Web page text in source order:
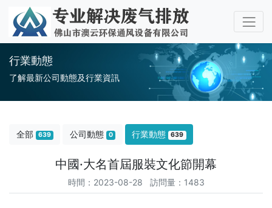
行業動態
了解最新公司動態及行業資訊
全部 639 公司動態 0 行業動態 639
中國·大名首屆服裝文化節開幕
時間：2023-08-28 訪問量：1483